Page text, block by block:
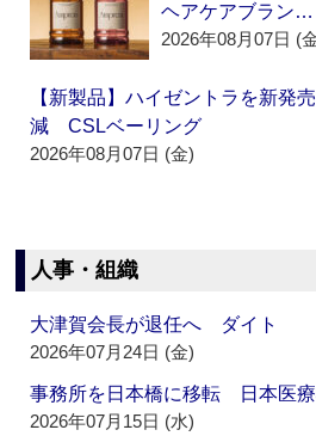
ヘアケアブラン…
2026年08月07日 (
【新製品】ハイゼントラを新発
減 CSLベーリング
2026年08月07日 (金)
人事・組織
大津賀会長が退任へ ダイト
2026年07月24日 (金)
事務所を日本橋に移転 日本医
2026年07月15日 (水)